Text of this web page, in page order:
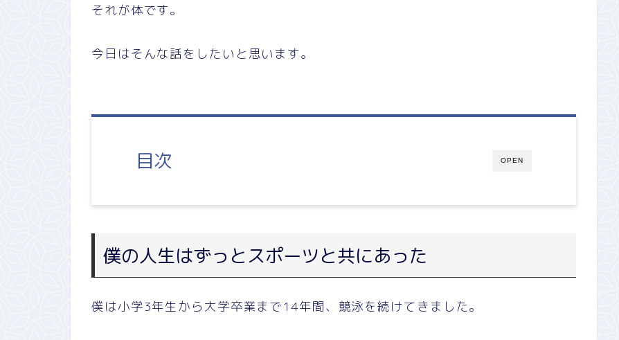
それが体です。
今日はそんな話をしたいと思います。
OPEN
目次
僕の人生はずっとスポーツと共にあった
僕は小学3年生から大学卒業まで14年間、競泳を続けてきました。